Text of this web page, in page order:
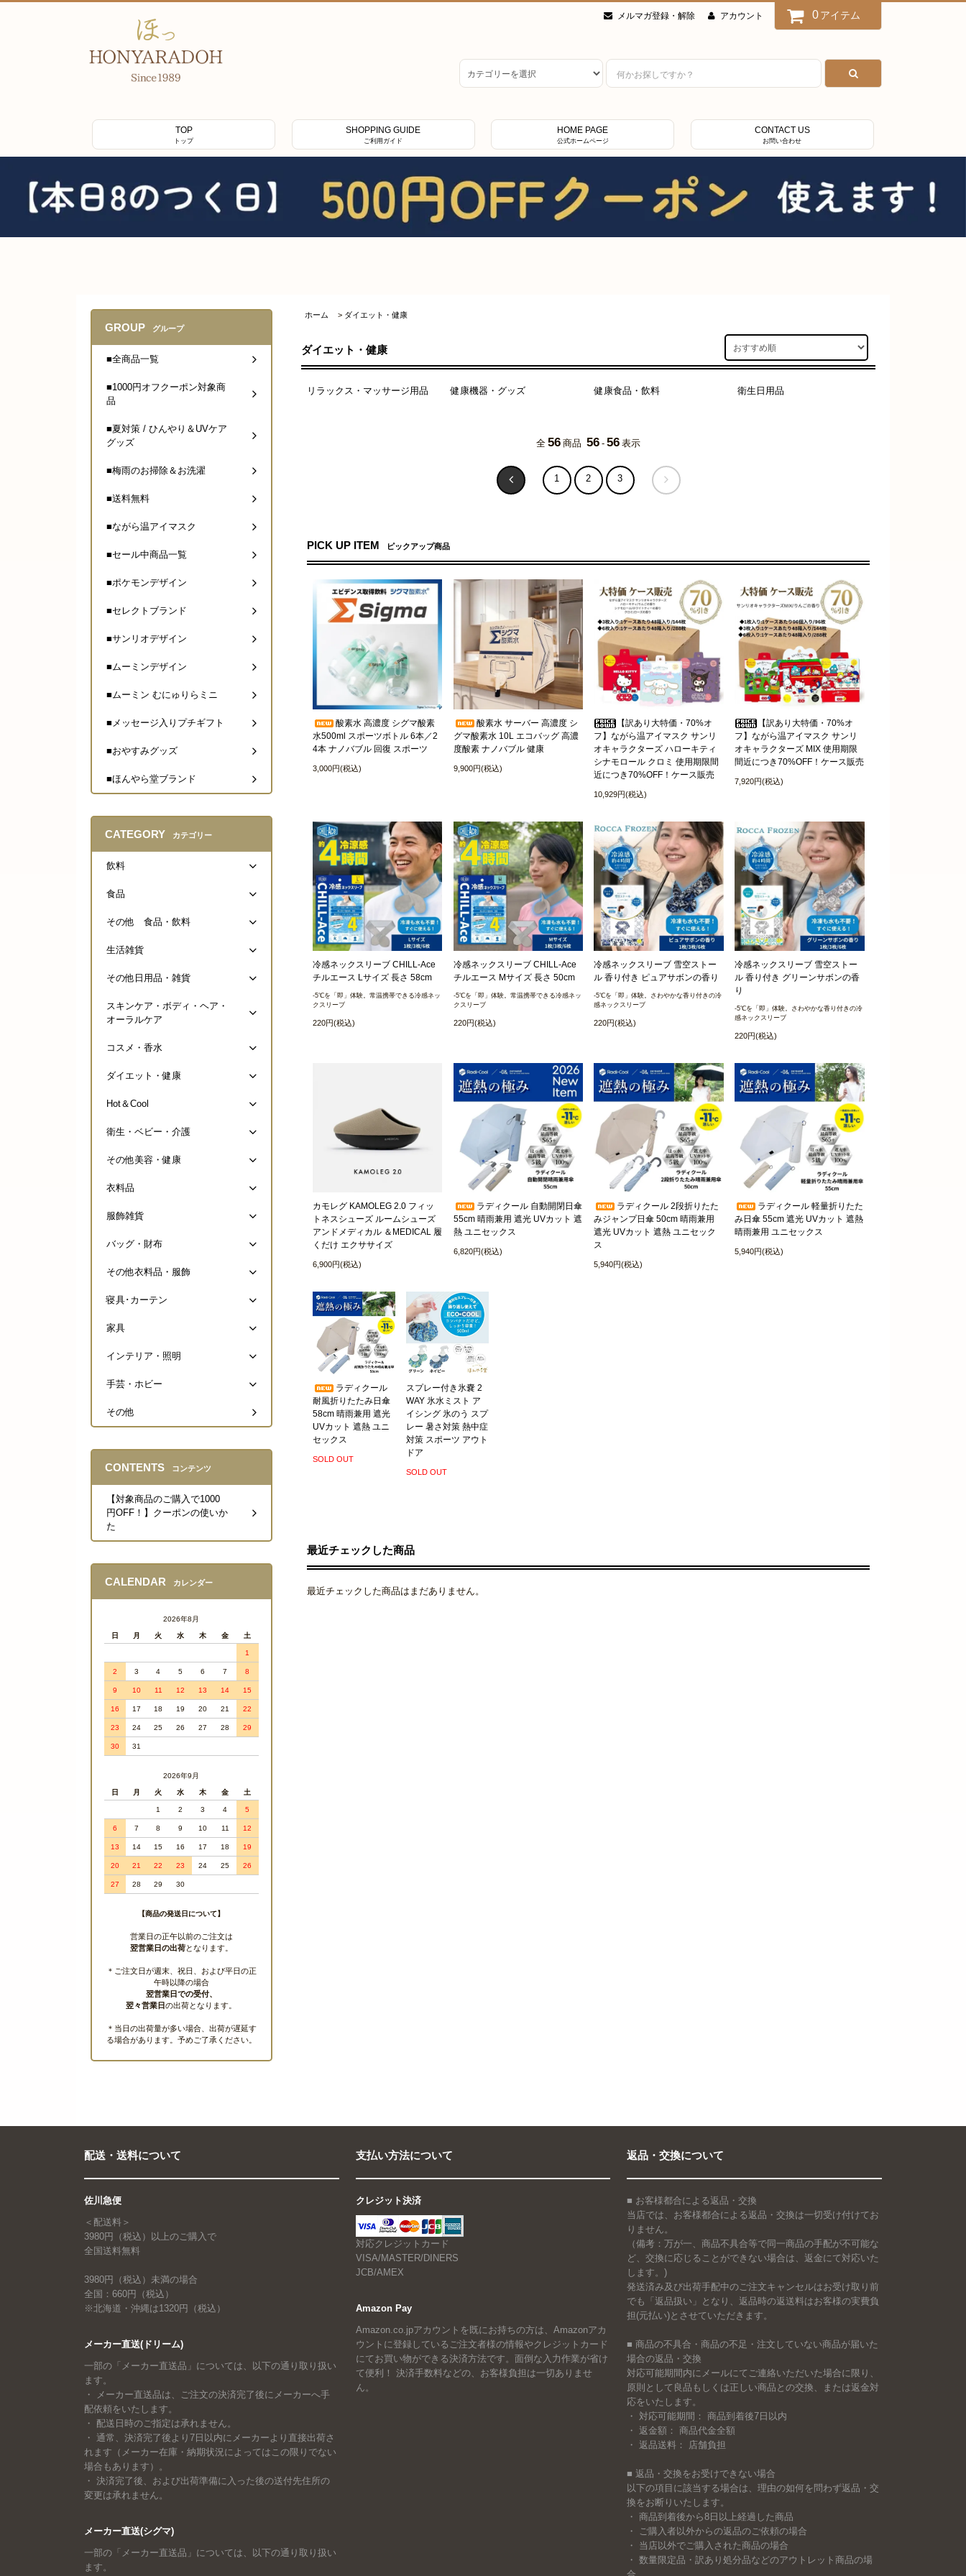
メルマガ登録・解除 アカウント 0 アイテム
TOP
トップ
SHOPPING GUIDE
ご利用ガイド
HOME PAGE
公式ホームページ
CONTACT US
お問い合わせ
ホーム > ダイエット・健康
ダイエット・健康
リラックス・マッサージ用品 健康機器・グッズ 健康食品・飲料 衛生日用品
全 56 商品 56 - 56 表示
1 2 3
PICK UP ITEM ピックアップ商品
酸素水 高濃度 シグマ酸素
水500ml スポーツボトル 6本／2
4本 ナノバブル 回復 スポーツ
3,000円(税込)
酸素水 サーバー 高濃度 シ
グマ酸素水 10L エコバッグ 高濃
度酸素 ナノバブル 健康
9,900円(税込)
【訳あり大特価・70%オ
フ】ながら温アイマスク サンリ
オキャラクターズ ハローキティ
シナモロール クロミ 使用期限間
近につき70%OFF！ケース販売
10,929円(税込)
【訳あり大特価・70%オ
フ】ながら温アイマスク サンリ
オキャラクターズ MIX 使用期限
間近につき70%OFF！ケース販売
7,920円(税込)
冷感ネックスリーブ CHILL-Ace
チルエース Lサイズ 長さ 58cm
-5℃を「即」体験。常温携帯できる冷感ネッ
クスリーブ
220円(税込)
冷感ネックスリーブ CHILL-Ace
チルエース Mサイズ 長さ 50cm
-5℃を「即」体験。常温携帯できる冷感ネッ
クスリーブ
220円(税込)
冷感ネックスリーブ 雪空ストー
ル 香り付き ピュアサボンの香り
-5℃を「即」体験。さわやかな香り付きの冷
感ネックスリーブ
220円(税込)
冷感ネックスリーブ 雪空ストー
ル 香り付き グリーンサボンの香
り
-5℃を「即」体験。さわやかな香り付きの冷
感ネックスリーブ
220円(税込)
カモレグ KAMOLEG 2.0 フィッ
トネスシューズ ルームシューズ
アンドメディカル ＆MEDICAL 履
くだけ エクササイズ
6,900円(税込)
ラディクール 自動開閉日傘
55cm 晴雨兼用 遮光 UVカット 遮
熱 ユニセックス
6,820円(税込)
ラディクール 2段折りたた
みジャンプ日傘 50cm 晴雨兼用
遮光 UVカット 遮熱 ユニセック
ス
5,940円(税込)
ラディクール 軽量折りたた
み日傘 55cm 遮光 UVカット 遮熱
晴雨兼用 ユニセックス
5,940円(税込)
ラディクール
耐風折りたたみ日傘
58cm 晴雨兼用 遮光
UVカット 遮熱 ユニ
セックス
SOLD OUT
スプレー付き氷嚢 2
WAY 氷水ミスト ア
イシング 氷のう スプ
レー 暑さ対策 熱中症
対策 スポーツ アウト
ドア
SOLD OUT
最近チェックした商品
最近チェックした商品はまだありません。
GROUP グループ
■全商品一覧
■1000円オフクーポン対象商
品
■夏対策 / ひんやり＆UVケア
グッズ
■梅雨のお掃除＆お洗濯
■送料無料
■ながら温アイマスク
■セール中商品一覧
■ポケモンデザイン
■セレクトブランド
■サンリオデザイン
■ムーミンデザイン
■ムーミン むにゅりらミニ
■メッセージ入りプチギフト
■おやすみグッズ
■ほんやら堂ブランド
CATEGORY カテゴリー
飲料
食品
その他 食品・飲料
生活雑貨
その他日用品・雑貨
スキンケア・ボディ・ヘア・
オーラルケア
コスメ・香水
ダイエット・健康
Hot＆Cool
衛生・ベビー・介護
その他美容・健康
衣料品
服飾雑貨
バッグ・財布
その他衣料品・服飾
寝具･カーテン
家具
インテリア・照明
手芸・ホビー
その他
CONTENTS コンテンツ
【対象商品のご購入で1000
円OFF！】クーポンの使いか
た
CALENDAR カレンダー
2026年8月
日 月 火 水 木 金 土
1
2 3 4 5 6 7 8
9 10 11 12 13 14 15
16 17 18 19 20 21 22
23 24 25 26 27 28 29
30 31
2026年9月
日 月 火 水 木 金 土
1 2 3 4 5
6 7 8 9 10 11 12
13 14 15 16 17 18 19
20 21 22 23 24 25 26
27 28 29 30
【商品の発送日について】
営業日の正午以前のご注文は
翌営業日の出荷となります。
＊ご注文日が週末、祝日、および平日の正
午時以降の場合
翌営業日での受付、
翌々営業日の出荷となります。
＊当日の出荷量が多い場合、出荷が遅延す
る場合があります。予めご了承ください。
配送・送料について
佐川急便
＜配送料＞
3980円（税込）以上のご購入で
全国送料無料
3980円（税込）未満の場合
全国：660円（税込）
※北海道・沖縄は1320円（税込）
メーカー直送(ドリーム)
一部の「メーカー直送品」については、以下の通り取り扱い
ます。
・ メーカー直送品は、ご注文の決済完了後にメーカーへ手
配依頼をいたします。
・ 配送日時のご指定は承れません。
・ 通常、決済完了後より7日以内にメーカーより直接出荷さ
れます（メーカー在庫・納期状況によってはこの限りでない
場合もあります）。
・ 決済完了後、および出荷準備に入った後の送付先住所の
変更は承れません。
メーカー直送(シグマ)
一部の「メーカー直送品」については、以下の通り取り扱い
ます。
支払い方法について
クレジット決済
対応クレジットカード
VISA/MASTER/DINERS
JCB/AMEX
Amazon Pay
Amazon.co.jpアカウントを既にお持ちの方は、Amazonアカ
ウントに登録しているご注文者様の情報やクレジットカード
にてお買い物ができる決済方法です。面倒な入力作業が省け
て便利！ 決済手数料などの、お客様負担は一切ありませ
ん。
返品・交換について
■ お客様都合による返品・交換
当店では、お客様都合による返品・交換は一切受け付けてお
りません。
（備考：万が一、商品不具合等で同一商品の手配が不可能な
ど、交換に応じることができない場合は、返金にて対応いた
します。)
発送済み及び出荷手配中のご注文キャンセルはお受け取り前
でも「返品扱い」となり、返品時の返送料はお客様の実費負
担(元払い)とさせていただきます。
■ 商品の不具合・商品の不足・注文していない商品が届いた
場合の返品・交換
対応可能期間内にメールにてご連絡いただいた場合に限り、
原則として良品もしくは正しい商品との交換、または返金対
応をいたします。
・ 対応可能期間： 商品到着後7日以内
・ 返金額： 商品代金全額
・ 返品送料： 店舗負担
■ 返品・交換をお受けできない場合
以下の項目に該当する場合は、理由の如何を問わず返品・交
換をお断りいたします。
・ 商品到着後から8日以上経過した商品
・ ご購入者以外からの返品のご依頼の場合
・ 当店以外でご購入された商品の場合
・ 数量限定品・訳あり処分品などのアウトレット商品の場